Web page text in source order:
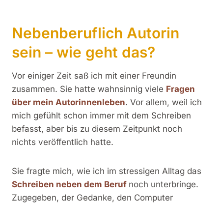
Nebenberuflich Autorin
sein – wie geht das?
Vor einiger Zeit saß ich mit einer Freundin
zusammen. Sie hatte wahnsinnig viele Fragen
über mein Autorinnenleben. Vor allem, weil ich
mich gefühlt schon immer mit dem Schreiben
befasst, aber bis zu diesem Zeitpunkt noch
nichts veröffentlich hatte.
Sie fragte mich, wie ich im stressigen Alltag das
Schreiben neben dem Beruf noch unterbringe.
Zugegeben, der Gedanke, den Computer